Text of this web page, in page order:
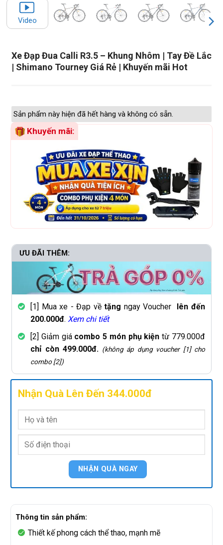
Xe Đạp Đua Calli R3.5 – Khung Nhôm | Tay Đề Lắc
| Shimano Tourney Giá Rẻ | Khuyến mãi Hot
Video
Sản phẩm này hiện đã hết hàng và không có sẵn.
Khuyến mãi:
ƯU ĐÃI THÊM:
[1] Mua xe - Đạp vềtặng ngay Voucher lên đến
200.000đ. Xem chi tiết
[2] Giảm giá combo 5 món phụ kiện từ 779.000đ
chỉ còn 499.000đ. (không áp dụng voucher [1] cho
combo [2])
Nhận Quà Lên Đến 344.000đ
Thông tin sản phẩm:
Thiết kế phong cách thể thao, mạnh mẽ